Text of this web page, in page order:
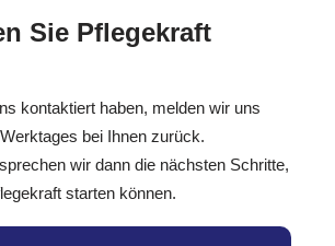
Sie Pflegekraft
kontaktiert haben, melden wir uns
bei Ihnen zurück.
wir dann die nächsten Schritte,
starten können.